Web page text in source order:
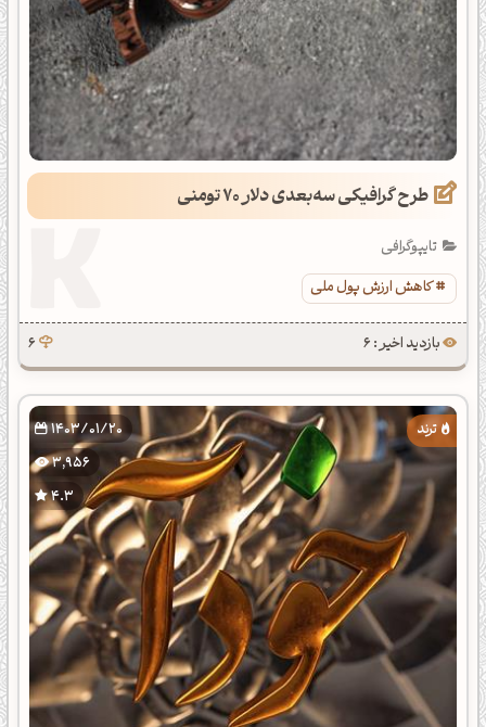
طرح گرافیکی سه‌بعدی دلار 70 تومنی
تایپوگرافی
کاهش ارزش پول ملی
بازدید اخیر : 6 6
1403/01/20
3,956
4.3